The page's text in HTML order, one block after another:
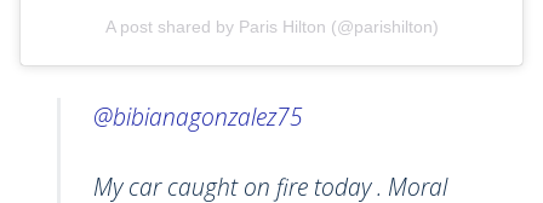
A post shared by Paris Hilton (@parishilton)
@bibianagonzalez75
My car caught on fire today . Moral